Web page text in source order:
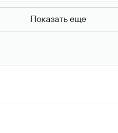
Показать еще